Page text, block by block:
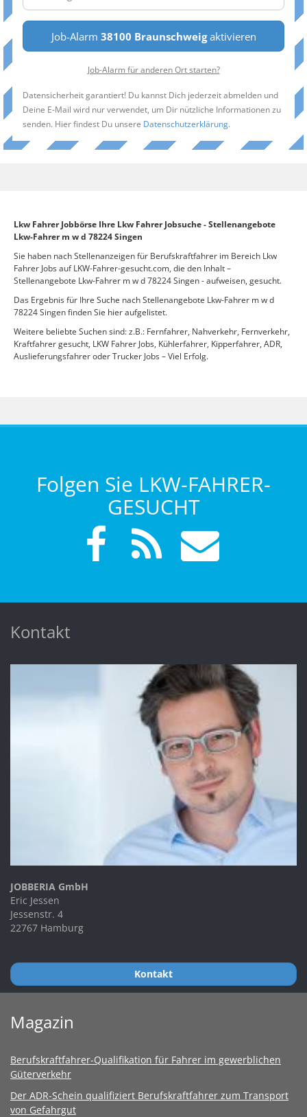
Job-Alarm 38100 Braunschweigaktivieren
Job-Alarm für anderen Ort starten?
Datensicherheit garantiert! Du kannst Dich jederzeit abmelden und
Deine E-Mail wird nur verwendet, um Dir nützliche Informationen zu
senden. Hier findest Du unsere Datenschutzerklärung.
Lkw Fahrer Jobbörse Ihre Lkw Fahrer Jobsuche - Stellenangebote
Lkw-Fahrer m w d 78224 Singen
Sie haben nach Stellenanzeigen für Berufskraftfahrer im Bereich Lkw
Fahrer Jobs auf LKW-Fahrer-gesucht.com, die den Inhalt –
Stellenangebote Lkw-Fahrer m w d 78224 Singen - aufweisen, gesucht.
Das Ergebnis für Ihre Suche nach Stellenangebote Lkw-Fahrer m w d
78224 Singen finden Sie hier aufgelistet.
Weitere beliebte Suchen sind: z.B.: Fernfahrer, Nahverkehr, Fernverkehr,
Kraftfahrer gesucht, LKW Fahrer Jobs, Kühlerfahrer, Kipperfahrer, ADR,
Auslieferungsfahrer oder Trucker Jobs – Viel Erfolg.
Folgen Sie LKW-FAHRER-
GESUCHT
Kontakt
JOBBERIA GmbH
Eric Jessen
Jessenstr. 4
22767 Hamburg
Kontakt
Magazin
Berufskraftfahrer-Qualifikation für Fahrer im gewerblichen
Güterverkehr
Der ADR-Schein qualifiziert Berufskraftfahrer zum Transport
von Gefahrgut